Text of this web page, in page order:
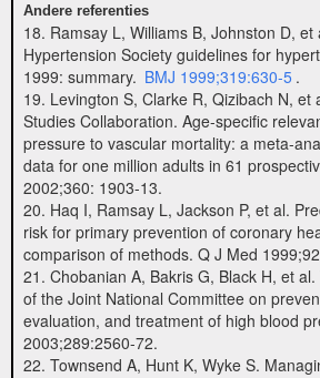
Andere referenties
18. Ramsay L, Williams B, Johnston D, et
Hypertension Society guidelines for
1999: summary. BMJ 1999;319:630-5 .
19. Levington S, Clarke R, Qizibach N, et
Studies Collaboration. Age-specific
pressure to vascular mortality: a meta-
data for one million adults in 61
2002;360: 1903-13.
20. Haq I, Ramsay L, Jackson P, et al.
risk for primary prevention of coronary
comparison of methods. Q J Med
21. Chobanian A, Bakris G, Black H, et
of the Joint National Committee on
evaluation, and treatment of high blood
2003;289:2560-72.
22. Townsend A, Hunt K, Wyke S.